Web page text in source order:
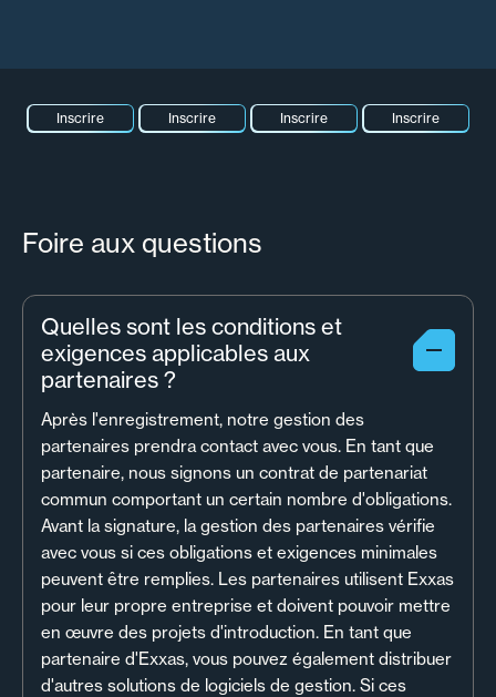
Inscrire Inscrire Inscrire Inscrire
Foire aux questions
Quelles sont les conditions et
exigences applicables aux
partenaires ?
Après l'enregistrement, notre gestion des
partenaires prendra contact avec vous. En tant que
partenaire, nous signons un contrat de partenariat
commun comportant un certain nombre d'obligations.
Avant la signature, la gestion des partenaires vérifie
avec vous si ces obligations et exigences minimales
peuvent être remplies. Les partenaires utilisent Exxas
pour leur propre entreprise et doivent pouvoir mettre
en œuvre des projets d'introduction. En tant que
partenaire d'Exxas, vous pouvez également distribuer
d'autres solutions de logiciels de gestion. Si ces